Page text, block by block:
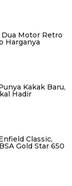
Motor Retro
Harganya
Kakak Baru,
Hadir
Classic,
Gold Star 650